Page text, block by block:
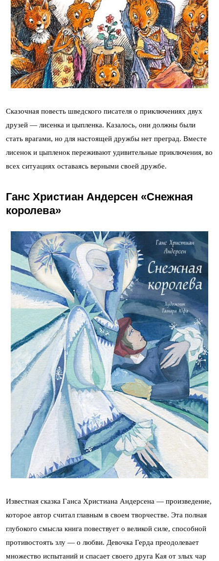
Сказочная повесть шведского писателя о приключениях двух
друзей — лисенка и цыпленка. Казалось, они должны были
стать врагами, но для настоящей дружбы нет преград. Вместе
лисенок и цыпленок переживают удивительные приключения, во
всех ситуациях оставаясь верными своей дружбе.
Ганс Христиан Андерсен «Снежная
королева»
Известная сказка Ганса Христиана Андерсена — произведение,
которое автор считал главным в своем творчестве. Эта полная
глубокого смысла книга повествует о великой силе, способной
противостоять злу — о любви. Девочка Герда преодолевает
множество испытаний и спасает своего друга Кая от злых чар